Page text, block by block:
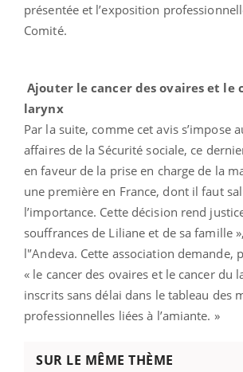
présentée et l’exposition
Comité.
Ajouter le cancer des ovaires et le
larynx
Par la suite, comme cet avis s’impose
affaires de la Sécurité sociale, ce
en faveur de la prise en charge de la
une première en France, dont il faut
l’importance. Cette décision rend
souffrances de Liliane et de sa famille
l'’Andeva. Cette association demande,
« le cancer des ovaires et le cancer du
inscrits sans délai dans le tableau des
professionnelles liées à l’amiante. »
SUR LE MÊME THÈME